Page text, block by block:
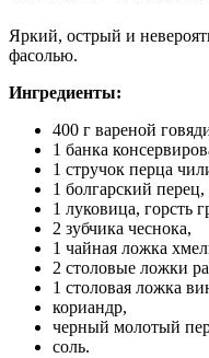
Яркий, острый и
фасолью.
Ингредиенты:
400 г вареной
1 банка
1 стручок перца
1 болгарский перец,
1 луковица, горсть
2 зубчика чеснока,
1 чайная ложка
2 столовые ложки
1 столовая ложка
кориандр,
черный молотый
соль.